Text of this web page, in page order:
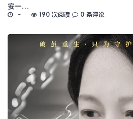
安一…
190 次阅读 0 条评论